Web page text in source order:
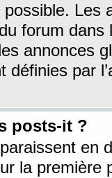
Les
forum dans
annonces
définies par
posts-it ?
en
la première